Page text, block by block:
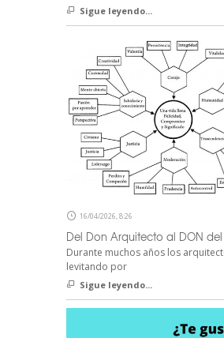
Sigue leyendo...
16/04/2026, 8:26
Del Don Arquitecto al DON
Durante muchos años los
levitando por
Sigue leyendo...